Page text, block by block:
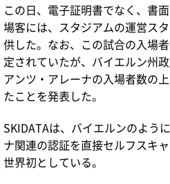
この日、電子証明書でなく、書
場客には、スタジアムの運営ス
供した。なお、この試合の入場
定されていたが、バイエルン州
アンツ・アレーナの入場者数の
たことを発表した。
SKIDATAは、バイエルンのよう
ナ関連の認証を直接セルフスキ
世界初としている。